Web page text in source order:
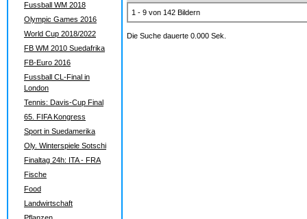
Fussball WM 2018
Olympic Games 2016
World Cup 2018/2022
FB WM 2010 Suedafrika
FB-Euro 2016
Fussball CL-Final in
London
Tennis: Davis-Cup Final
65. FIFA Kongress
Sport in Suedamerika
Oly. Winterspiele Sotschi
Finaltag 24h: ITA - FRA
Fische
Food
Landwirtschaft
1 - 9 von 142 Bildern
Die Suche dauerte 0.000 Sek.